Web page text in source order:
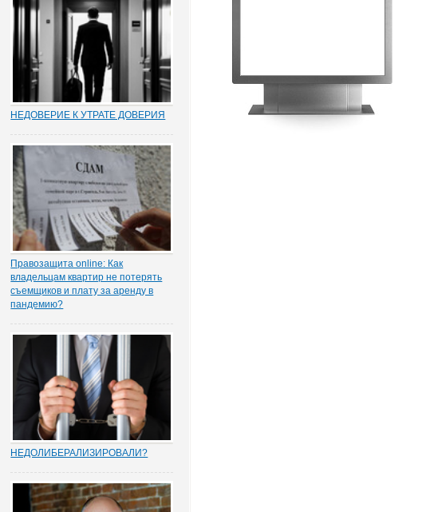
известном читателям ЭСМИ
«ЗАКОНИЯ» из журналистского
расследования «Пермский
захват». Владелец сети заправок...
НЕДОВЕРИЕ К УТРАТЕ ДОВЕРИЯ
относительно новый правовой
институт в России. Норма об этом
(п. 7.1 ч. 1 ст. 81 ТК РФ) появилась в
Трудовом кодексе в 2012 году в
ходе совершенствования...
Правозащита online: Как
владельцам квартир не потерять
съемщиков и плату за аренду в
пандемию?
спроса, отметила в интервью
порталу «ЗАКОНИЯ» главный
юрисконсульт проектов судебной
практики Ольга Старых.
НEДОЛИБЕРАЛИЗИРОВАЛИ?
судебную систему следует
усовершенствовать, и она не